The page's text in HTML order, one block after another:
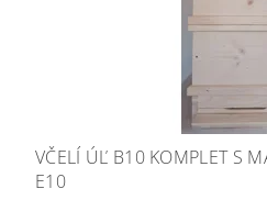
VČELÍ ÚĽ B10 KOMPLET S
E10